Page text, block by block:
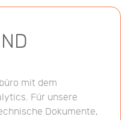
mit dem
Für unsere
Dokumente,